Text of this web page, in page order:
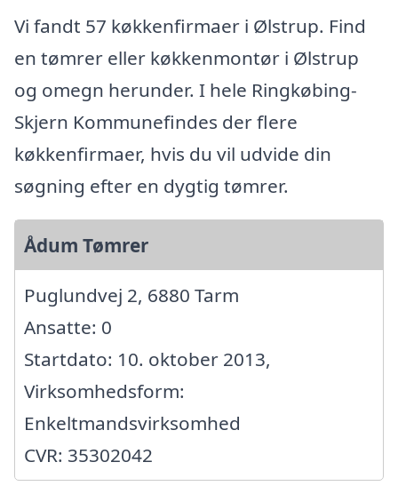
Vi fandt 57 køkkenfirmaer i Ølstrup. Find
en tømrer eller køkkenmontør i Ølstrup
og omegn herunder. I hele Ringkøbing-
Skjern Kommunefindes der flere
køkkenfirmaer, hvis du vil udvide din
søgning efter en dygtig tømrer.
Ådum Tømrer
Puglundvej 2, 6880 Tarm
Ansatte: 0
Startdato: 10. oktober 2013,
Virksomhedsform:
Enkeltmandsvirksomhed
CVR: 35302042